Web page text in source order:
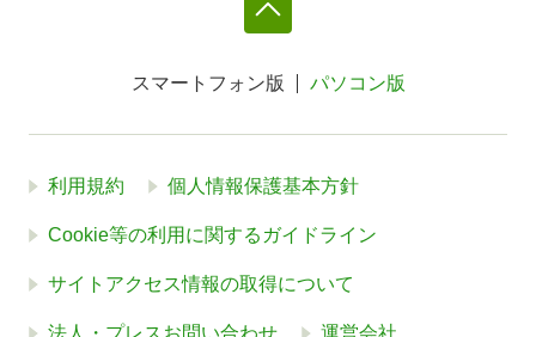
スマートフォン版 パソコン版
利用規約 個人情報保護基本方針
Cookie等の利用に関するガイドライン
サイトアクセス情報の取得について
法人・プレスお問い合わせ 運営会社